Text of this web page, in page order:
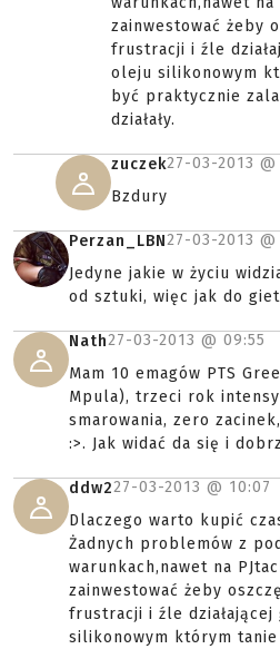
zainwestować żeby
frustracji i źle
oleju silikonowym
być praktycznie
działały.
zuczek27-03-2013 @
Bzdury
Perzan_LBN27-03-2013 @
Jedyne jakie w życiu
od sztuki, więc jak do
Nath27-03-2013 @ 09:55
Mam 10 emagów PTS
Mpula), trzeci rok
smarowania, zero
:>. Jak widać da się i
ddw227-03-2013 @ 10:07
Dlaczego warto kupić
Żadnych problemów z
warunkach,nawet na
zainwestować żeby
frustracji i źle
silikonowym którym tanie